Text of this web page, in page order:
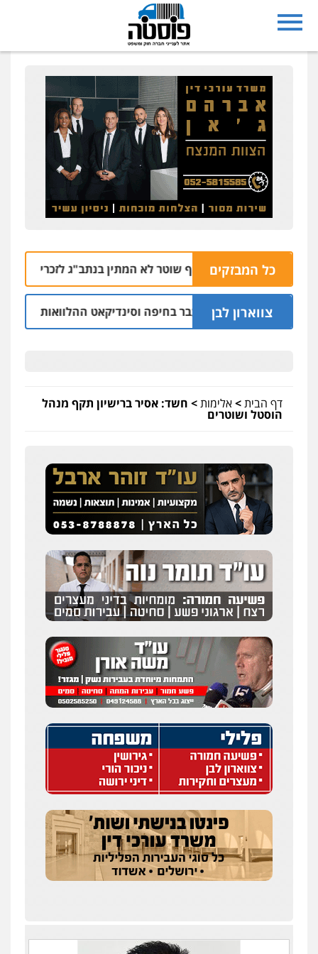
כל המבזקים
הרצח בנתיבות: אף שוטר לא המתין בנתב"ג לזכריה אדרי שחזר
צווארון לבן
יו"ר ש"ס לשעבר בחיפה וסינדיקאט ההלוואות של משפחת
דף הבית>אלימות> חשד: אסיר ברישיון תקף מנהל
הוסטל ושוטרים